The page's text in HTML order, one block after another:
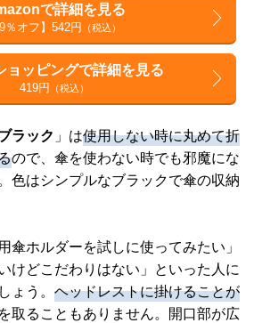
で詳細を見る
9％オフ】542円 （税込）
ョッピングで詳細を見る
419円 （税込）
ラック 」は使用しない時に丸めて折
ので、傘を使わない時でも邪魔にな
色はシンプルなブラックで傘の収納
傘ホルダーを試しに使ってみたい」
けどこだわりはない」といった人に
ょう。 ヘッドレストに掛けることが
取ることもありません。開口部が広